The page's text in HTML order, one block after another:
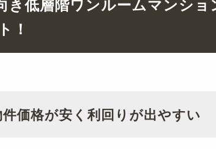
き低層階ワンルームマンショ
！
件価格が安く利回りが出やすい